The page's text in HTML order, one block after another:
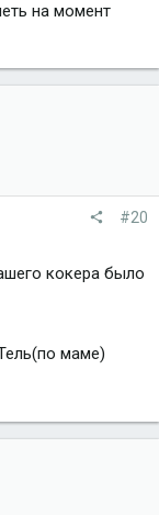
на момент
#20
кокера было
маме)